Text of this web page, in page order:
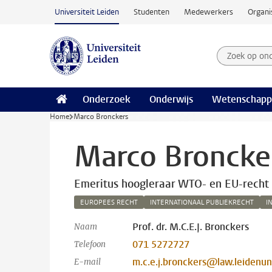
Ga naar hoofdinhoud
Universiteit Leiden Studenten Medewerkers
Zoek op
Zoekterm
Onderzoek Onderwijs
Home Marco Bronckers
Marco
Emeritus hoogleraar WTO- en EU-recht
EUROPEES RECHT INTERNATIONAAL PUBLIEKRECHT
Naam Prof. dr. M.C.E.J. Bronckers
Telefoon 071 5272727
E-mail